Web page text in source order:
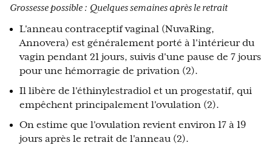
Grossesse possible : Quelques semaines après le retrait
L'anneau contraceptif vaginal (NuvaRing,
Annovera) est généralement porté à l'intérieur du
vagin pendant 21 jours, suivis d'une pause de 7 jours
pour une hémorragie de privation (2).
Il libère de l'éthinylestradiol et un progestatif, qui
empêchent principalement l'ovulation (2).
On estime que l'ovulation revient environ 17 à 19
jours après le retrait de l'anneau (2).